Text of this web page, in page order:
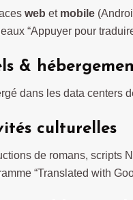
web et mobile
“Appuyer pour
&
dans les data centers
culturelles
de romans, scripts
“Translated with